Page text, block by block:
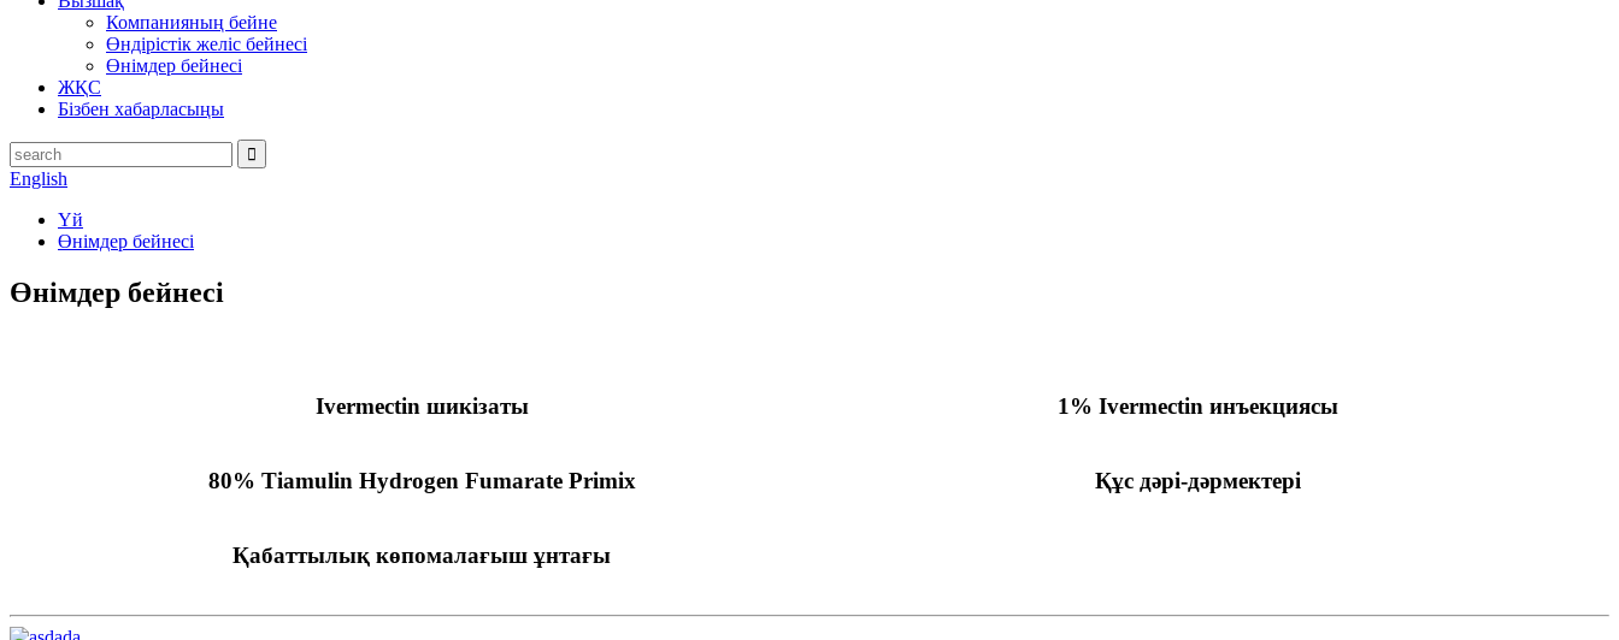
Компанияның бейне
Өндірістік желіс бейнесі
Өнімдер бейнесі
ЖҚС
Бізбен хабарласыңы
English
Үй
Өнімдер бейнесі
Өнімдер бейнесі
Ivermectin шикізаты
80% Tiamulin Hydrogen Fumarate Primix
1% Ivermectin инъекциясы
Құс дәрі-дәрмектері
Қабаттылық көпомалағыш ұнтағы